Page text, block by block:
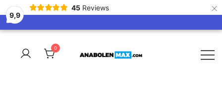
9,9
45 Reviews ×
Skip
content
0